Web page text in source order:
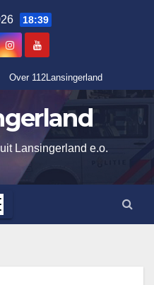
18:39
Over 112Lansingerland
Lansingerland e.o.